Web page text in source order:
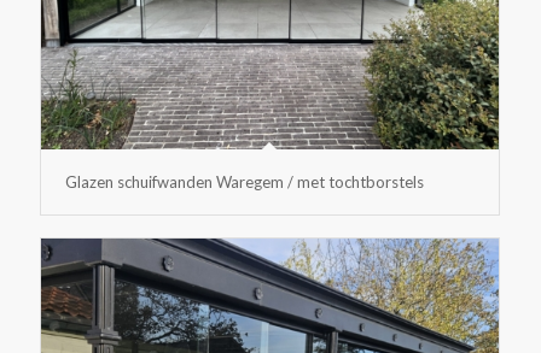
Glazen schuifwanden Waregem / met tochtborstels